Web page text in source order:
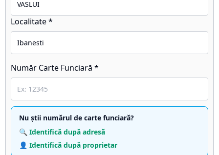
Localitate *
Număr Carte Funciară *
Nu știi numărul de carte funciară?
🔍 Identifică după adresă
👤 Identifică după proprietar